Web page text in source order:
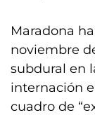
Maradona
noviembre
subdural en
internación
cuadro de